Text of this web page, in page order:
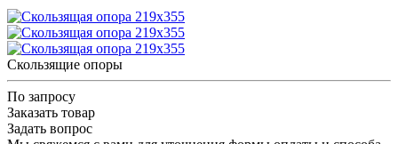
Скользящие опоры
По запросу
Заказать товар
Задать вопрос